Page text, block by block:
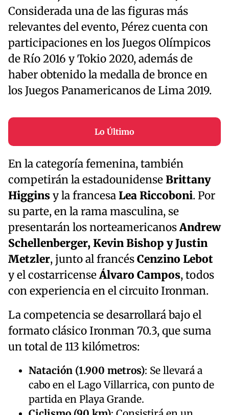
Considerada una de las figuras más
relevantes del evento, Pérez cuenta con
participaciones en los Juegos Olímpicos
de Río 2016 y Tokio 2020, además de
haber obtenido la medalla de bronce en
los Juegos Panamericanos de Lima 2019.
Lo Último
En la categoría femenina, también
competirán la estadounidenseBrittany
Higginsy la francesaLea Riccoboni. Por
su parte, en la rama masculina, se
presentarán los norteamericanosAndrew
Schellenberger, Kevin Bishop y Justin
Metzler, junto al francésCenzino Lebot
y el costarricenseÁlvaro Campos, todos
con experiencia en el circuito Ironman.
La competencia se desarrollará bajo el
formato clásico Ironman 70.3, que suma
un total de 113 kilómetros:
Natación (1.900 metros): Se llevará a
cabo en el Lago Villarrica, con punto de
partida en Playa Grande.